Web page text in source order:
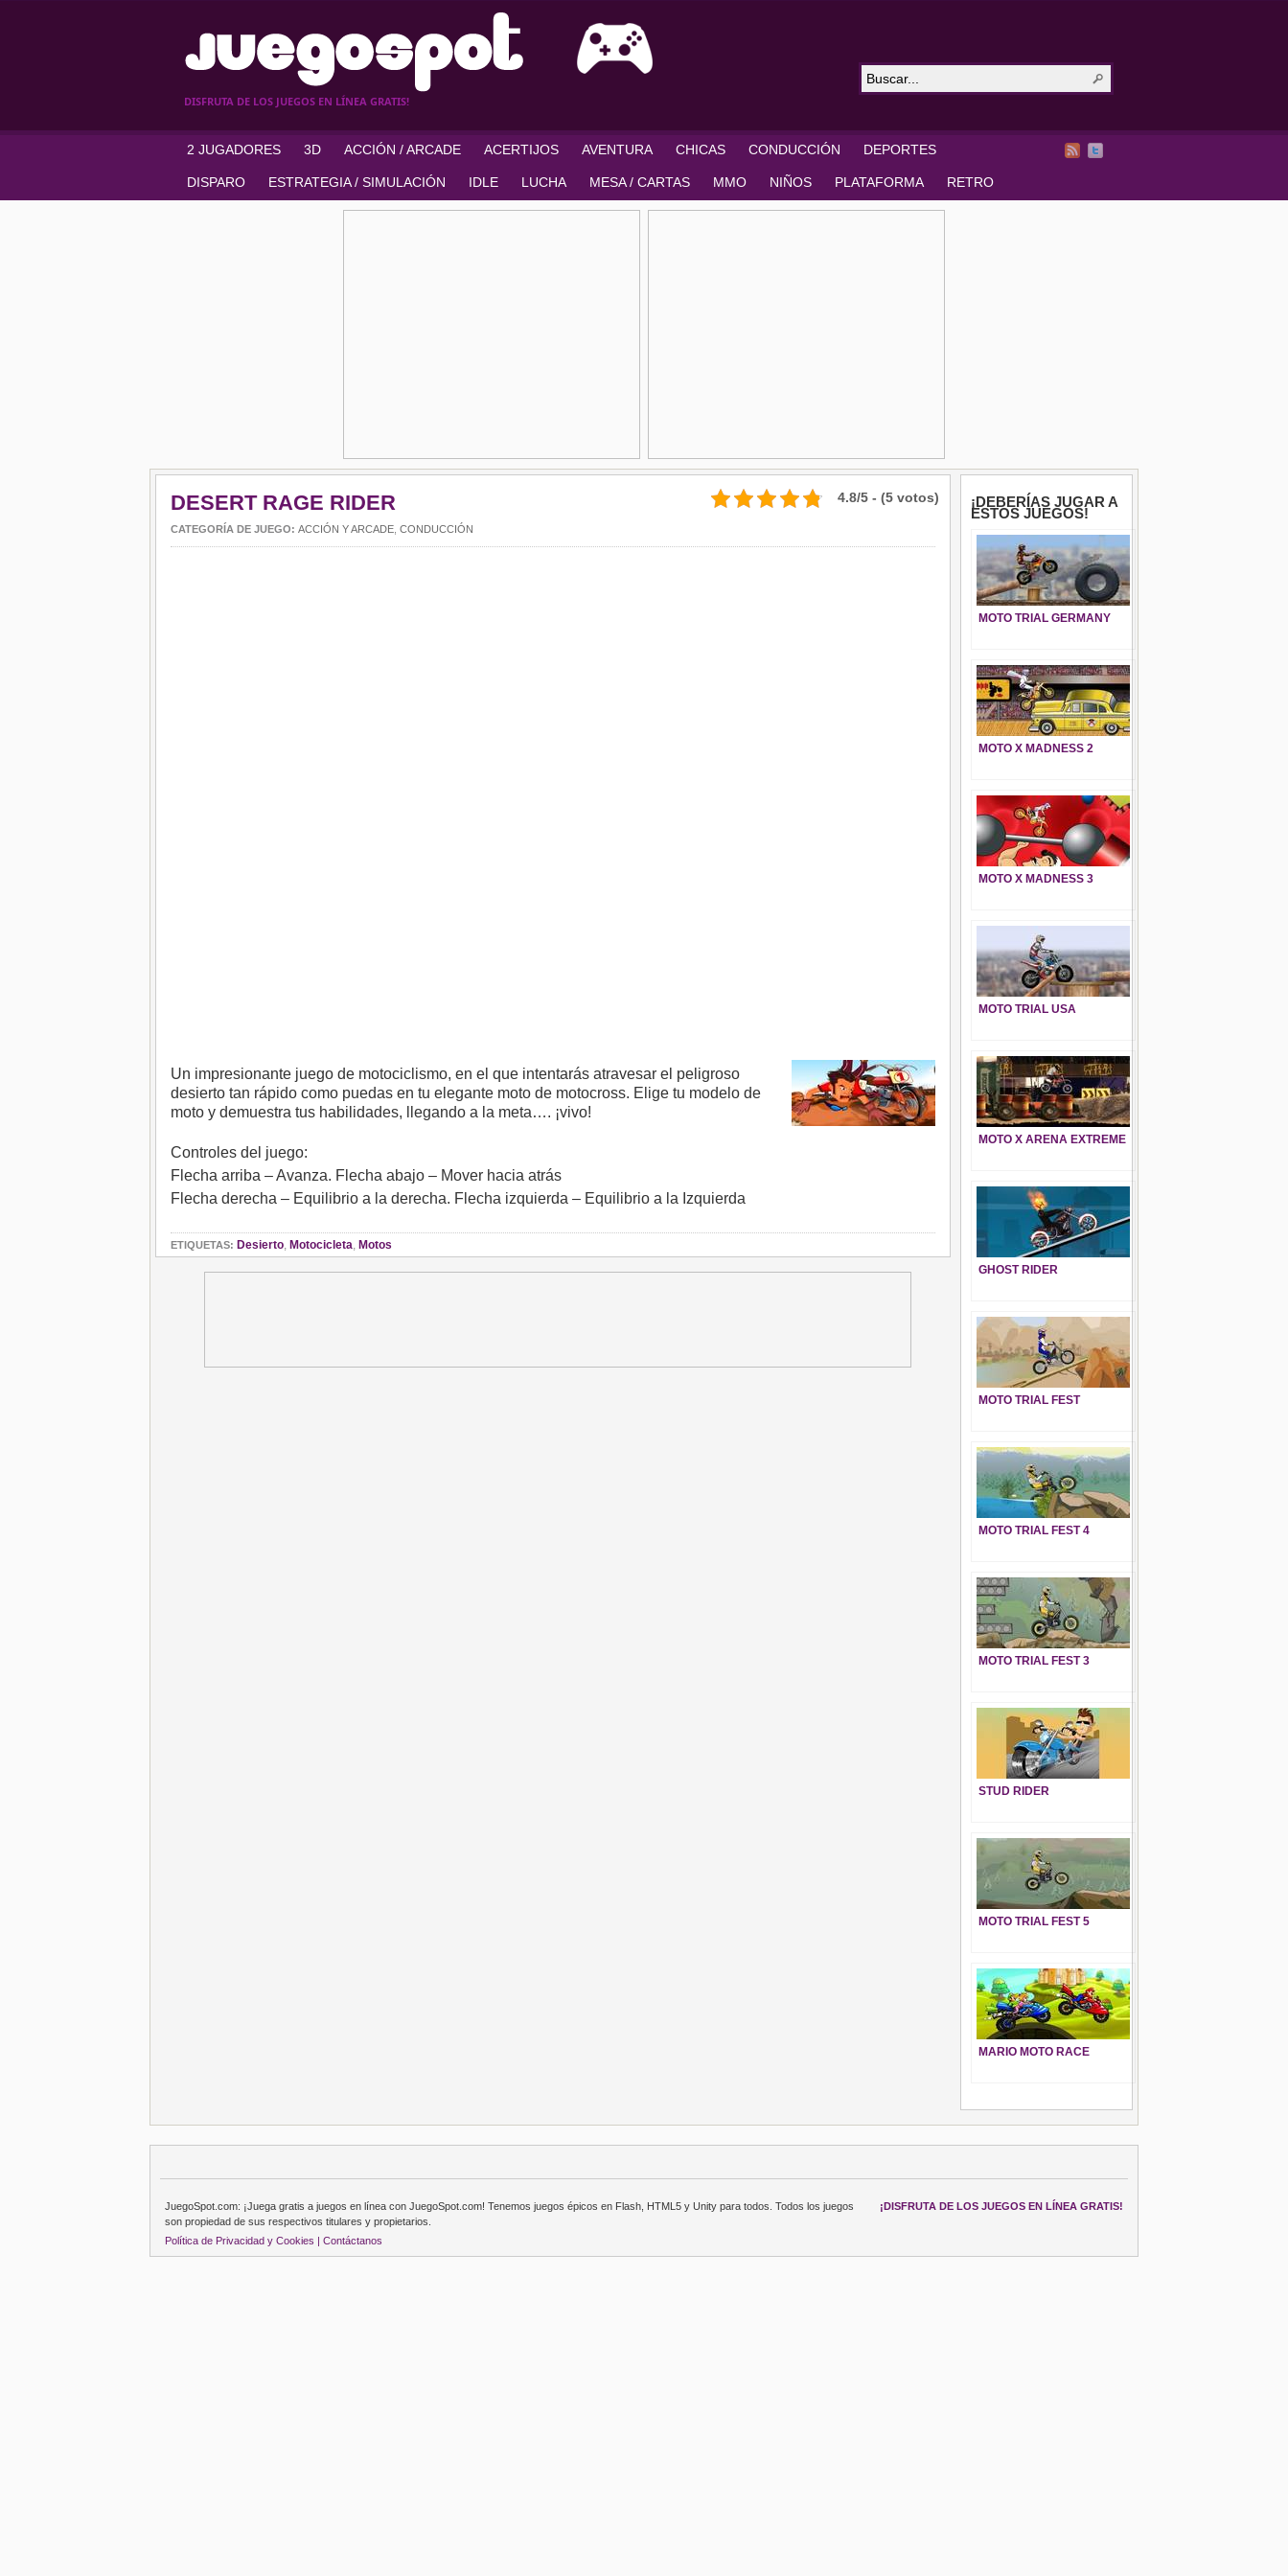
DISFRUTA DE LOS JUEGOS EN LÍNEA GRATIS!
2 JUGADORES 3D ACCIÓN / ARCADE ACERTIJOS AVENTURA CHICAS CONDUCCIÓN DEPORTES
DISPARO ESTRATEGIA / SIMULACIÓN IDLE LUCHA MESA / CARTAS MMO NIÑOS PLATAFORMA RETRO
4.8/5 - (5 votos)
DESERT RAGE RIDER
CATEGORÍA DE JUEGO: ACCIÓN Y ARCADE CONDUCCIÓN
Un impresionante juego de motociclismo, en el que intentarás atravesar el peligroso
desierto tan rápido como puedas en tu elegante moto de motocross. Elige tu modelo de
moto y demuestra tus habilidades, llegando a la meta…. ¡vivo!
Controles del juego:
Flecha arriba – Avanza. Flecha abajo – Mover hacia atrás
Flecha derecha – Equilibrio a la derecha. Flecha izquierda – Equilibrio a la Izquierda
ETIQUETAS: Desierto, Motocicleta, Motos
¡DEBERÍAS JUGAR A
ESTOS JUEGOS!
MOTO TRIAL GERMANY
MOTO X MADNESS 2
MOTO X MADNESS 3
MOTO TRIAL USA
MOTO X ARENA EXTREME
GHOST RIDER
MOTO TRIAL FEST
MOTO TRIAL FEST 4
MOTO TRIAL FEST 3
STUD RIDER
MOTO TRIAL FEST 5
MARIO MOTO RACE
¡DISFRUTA DE LOS JUEGOS EN LÍNEA GRATIS!
JuegoSpot.com: ¡Juega gratis a juegos en línea con JuegoSpot.com! Tenemos juegos épicos en Flash, HTML5 y Unity para todos. Todos los juegos
son propiedad de sus respectivos titulares y propietarios.
Política de Privacidad y Cookies | Contáctanos